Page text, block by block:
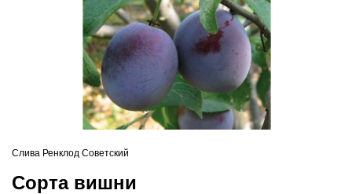
Слива Ренклод Советский
Сорта вишни